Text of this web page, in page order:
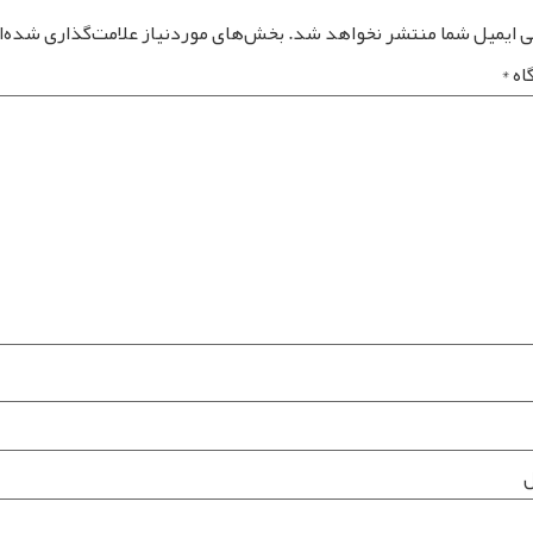
ایمیل شما منتشر نخواهد شد.بخش‌های موردنیاز علامت‌گذاری
*